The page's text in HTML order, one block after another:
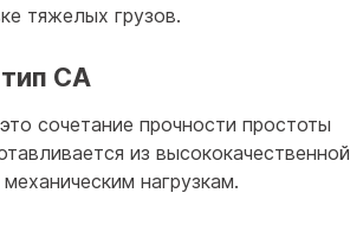
тяжелых грузов.
СА
сочетание прочности простоты
из высококачественной
нагрузкам.